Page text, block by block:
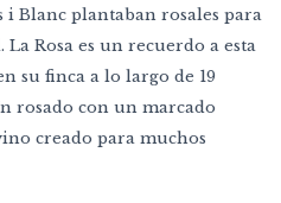
i Blanc plantaban rosales para
Rosa es un recuerdo a esta
su finca a lo largo de 19
rosado con un marcado
creado para muchos